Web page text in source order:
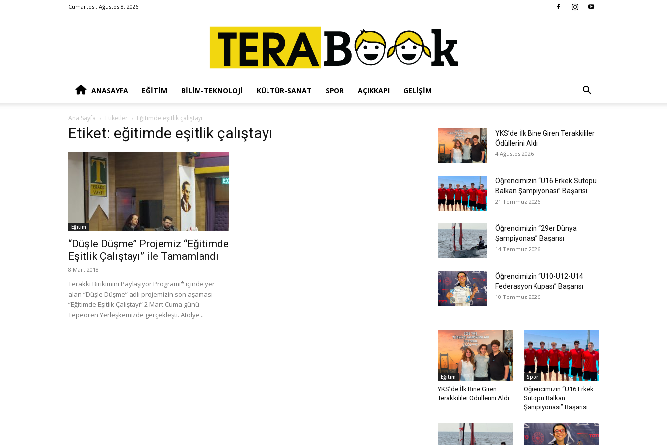
Cumartesi, Ağustos 8, 2026
ANASAYFA EĞITIM BILIM-TEKNOLOJI KÜLTÜR-SANAT SPOR AÇIKKAPI GELIŞIM
Ana Sayfa Etiketler Eğitimde eşitlik çalıştayı
Etiket: eğitimde eşitlik çalıştayı
Eğitim
“Düşle Düşme” Projemiz “Eğitimde
Eşitlik Çalıştayı” ile Tamamlandı
8 Mart 2018
Terakki Birikimini Paylaşıyor Programı* içinde yer
alan “Düşle Düşme” adlı projemizin son aşaması
“Eğitimde Eşitlik Çalıştayı” 2 Mart Cuma günü
Tepeören Yerleşkemizde gerçekleşti. Atölye...
YKS’de İlk Bine Giren Terakkililer
Ödüllerini Aldı
4 Ağustos 2026
Öğrencimizin “U16 Erkek Sutopu
Balkan Şampiyonası” Başarısı
21 Temmuz 2026
Öğrencimizin “29er Dünya
Şampiyonası” Başarısı
14 Temmuz 2026
Öğrencimizin “U10-U12-U14
Federasyon Kupası” Başarısı
10 Temmuz 2026
Eğitim
YKS’de İlk Bine Giren
Terakkililer Ödüllerini Aldı
Spor
Öğrencimizin “U16 Erkek
Sutopu Balkan
Şampiyonası” Başarısı